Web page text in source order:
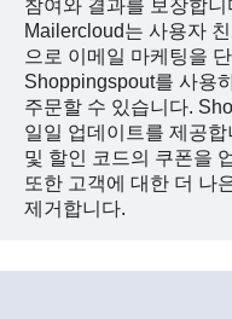
참여와 결과를 보장합
Mailercloud는 사용자
으로 이메일 마케팅을
Shoppingspout를 사용
주문할 수 있습니다.
일일 업데이트를 제공
및 할인 코드의 쿠폰을
또한 고객에 대한 더 나
제거합니다.